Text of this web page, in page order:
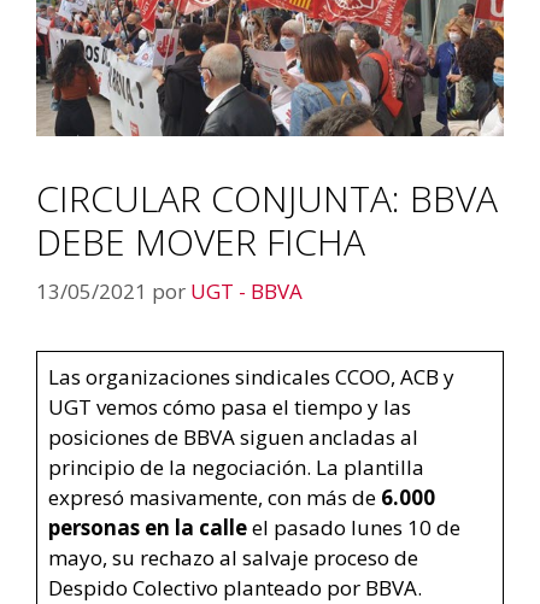
CIRCULAR CONJUNTA: BBVA
DEBE MOVER FICHA
13/05/2021 por UGT - BBVA
Las organizaciones sindicales CCOO, ACB y
UGT vemos cómo pasa el tiempo y las
posiciones de BBVA siguen ancladas al
principio de la negociación. La plantilla
expresó masivamente, con más de 6.000
personas en la calleel pasado lunes 10 de
mayo, su rechazo al salvaje proceso de
Despido Colectivo planteado por BBVA.